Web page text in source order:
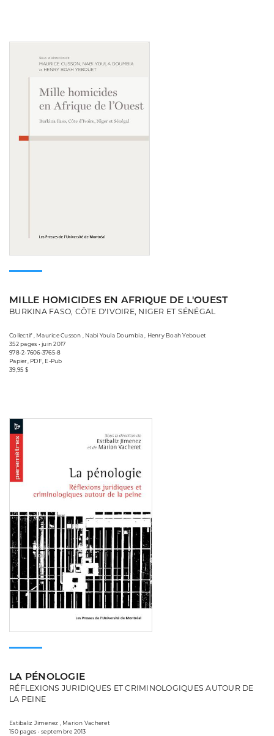
MILLE HOMICIDES EN AFRIQUE DE L'OUEST
BURKINA FASO, CÔTE D'IVOIRE, NIGER ET SÉNÉGAL
Collectif , Maurice Cusson , Nabi Youla Doumbia , Henry Boah Yebouet
352 pages • juin 2017
978-2-7606-3765-8
Papier, PDF, E-Pub
39,95 $
LA PÉNOLOGIE
RÉFLEXIONS JURIDIQUES ET CRIMINOLOGIQUES AUTOUR DE
LA PEINE
Estibaliz Jimenez , Marion Vacheret
150 pages • septembre 2013